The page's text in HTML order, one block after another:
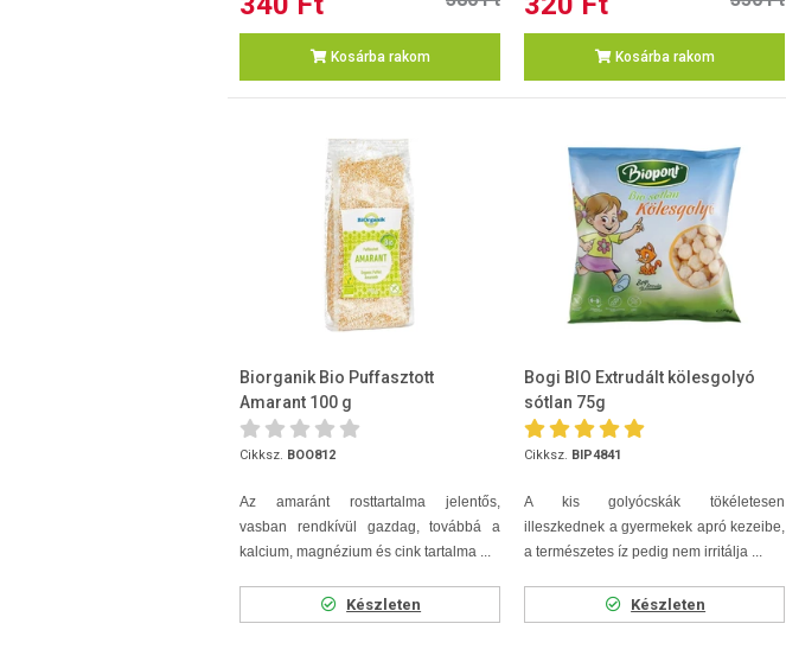
Kosárba rakom Kosárba rakom
Biorganik Bio Puffasztott
Amarant 100 g
Cikksz. BOO812
Az amaránt rosttartalma jelentős,
vasban rendkívül gazdag, továbbá a
kalcium, magnézium és cink tartalma ...
Készleten
Bogi BIO Extrudált kölesgolyó
sótlan 75g
Cikksz. BIP4841
A kis golyócskák tökéletesen
illeszkednek a gyermekek apró kezeibe,
a természetes íz pedig nem irritálja ...
Készleten